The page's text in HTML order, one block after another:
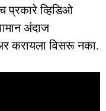
प्रकारे व्हिडिओ
अंदाज
करायला विसरू नका.